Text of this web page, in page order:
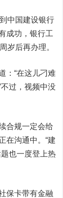
中国建设银行
成功，银行工
岁后再办理。
“在这儿刁难
过，视频中没
合规一定会给
在沟通中。“建
也一度登上热
保卡带有金融